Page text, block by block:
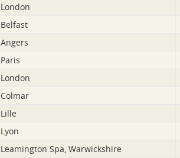
London
Belfast
Angers
Paris
London
Colmar
Lille
Lyon
Leamington Spa, Warwickshire